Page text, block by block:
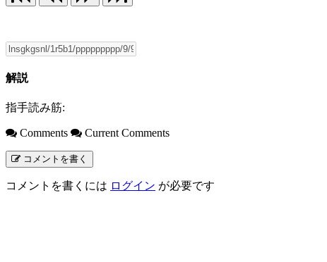
解説
指手読み筋:
Comments Current Comments
コメントを書く
コメントを書くには ログイン が必要です